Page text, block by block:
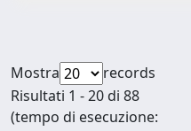
Mostra
records
Risultati 1 - 20 di 88
(tempo di esecuzione: